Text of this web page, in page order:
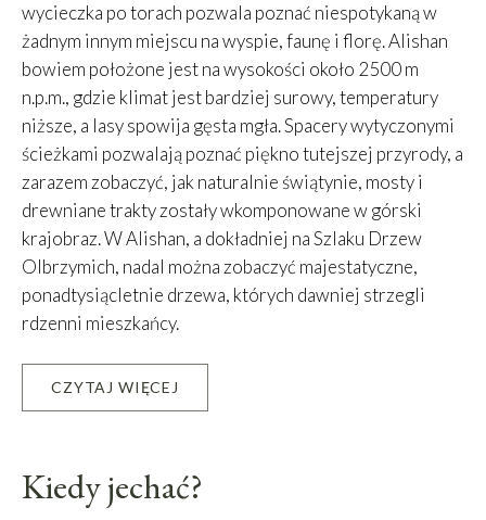
wycieczka po torach pozwala poznać niespotykaną w
żadnym innym miejscu na wyspie, faunę i florę. Alishan
bowiem położone jest na wysokości około 2500 m
n.p.m., gdzie klimat jest bardziej surowy, temperatury
niższe, a lasy spowija gęsta mgła. Spacery wytyczonymi
ścieżkami pozwalają poznać piękno tutejszej przyrody, a
zarazem zobaczyć, jak naturalnie świątynie, mosty i
drewniane trakty zostały wkomponowane w górski
krajobraz. W Alishan, a dokładniej na Szlaku Drzew
Olbrzymich, nadal można zobaczyć majestatyczne,
ponadtysiącletnie drzewa, których dawniej strzegli
rdzenni mieszkańcy.
CZYTAJ WIĘCEJ
−
Kiedy jechać?